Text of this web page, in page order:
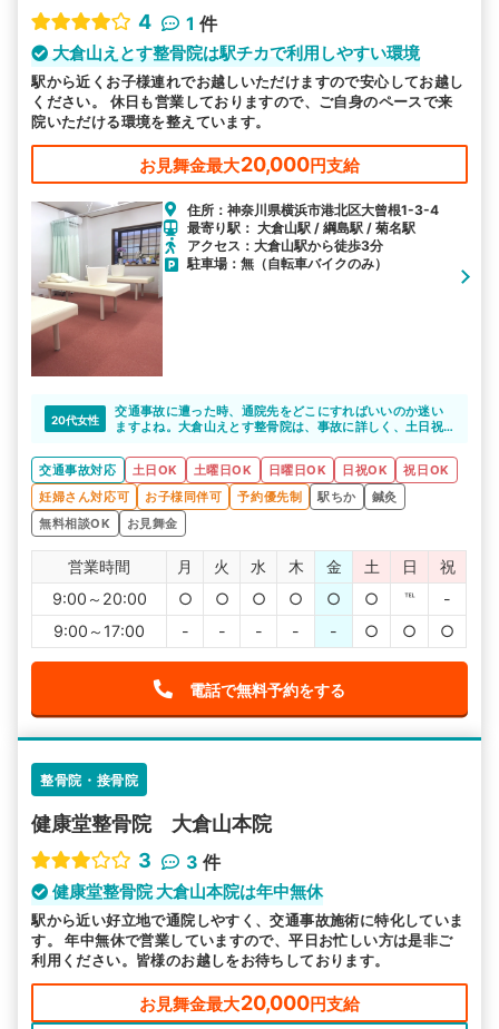
4
1 件
大倉山えとす整骨院は駅チカで利用しやすい環境
駅から近くお子様連れでお越しいただけますので安心してお越し
ください。 休日も営業しておりますので、ご自身のペースで来
院いただける環境を整えています。
お見舞金最大20,000円支給
住所：神奈川県横浜市港北区大曾根1-3-4
最寄り駅： 大倉山駅 / 綱島駅 / 菊名駅
アクセス：大倉山駅から徒歩3分
駐車場：無（自転車バイクのみ）
20代女性
交通事故に遭った時、通院先をどこにすればいいのか迷い
ますよね。大倉山えとす整骨院は、事故に詳しく、土日祝
たいという相談も乗ってくれるそうです。
交通事故対応 土日OK 土曜日OK 日曜日OK 日祝OK
祝日OK
妊婦さん対応可
お子様同伴可 予約優先制 駅ちか
鍼灸
無料相談OK
お見舞金
営業時間 月 火 水 木 金 土 日
祝
9:00～20:00
○ ○ ○ ○ ○ ○ ℡
-
9:00～17:00
- - - - - ○ ○ ○
電話で無料予約をする
整骨院・接骨院
健康堂整骨院 大倉山本院
3
3 件
健康堂整骨院 大倉山本院は年中無休
駅から近い好立地で通院しやすく、交通事故施術に特化していま
す。 年中無休で営業していますので、平日お忙しい方は是非ご
利用ください。皆様のお越しをお待ちしております。
お見舞金最大20,000円支給